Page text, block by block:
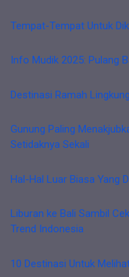
Tempat-Tempat Untuk
Info Mudik 2025: Pulang
Destinasi Ramah
Gunung Paling
Setidaknya Sekali
Hal-Hal Luar Biasa Yang
Liburan ke Bali Sambil
Trend Indonesia
10 Destinasi Untuk